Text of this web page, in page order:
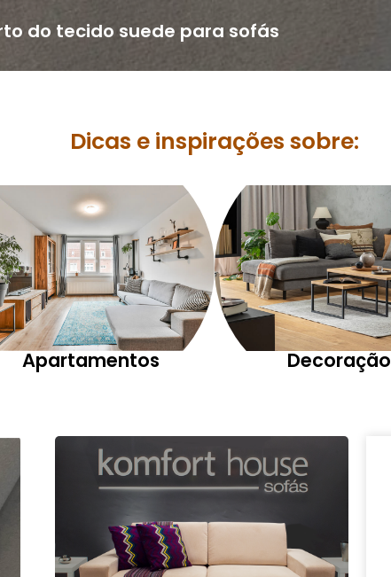
do tecido suede para sofás
Dicas e inspirações sobre:
Apartamentos Decoração